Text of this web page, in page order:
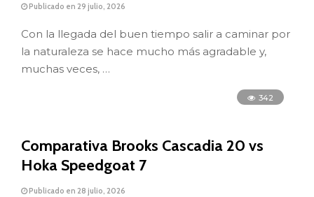
Publicado en 29 julio, 2026
Con la llegada del buen tiempo salir a caminar por
la naturaleza se hace mucho más agradable y,
muchas veces, …
342
Comparativa Brooks Cascadia 20 vs
Hoka Speedgoat 7
Publicado en 28 julio, 2026